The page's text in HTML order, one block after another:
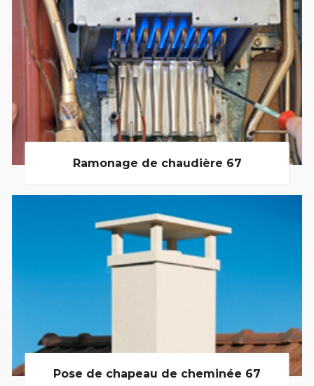
Ramonage de chaudière 67
Pose de chapeau de cheminée 67